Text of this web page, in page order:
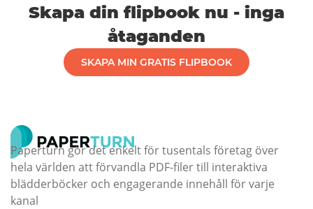
Skapa din flipbook nu - inga
åtaganden
SKAPA MIN GRATIS FLIPBOOK
Paperturn gör det enkelt för tusentals företag över
hela världen att förvandla PDF-filer till interaktiva
blädderböcker och engagerande innehåll för varje
kanal